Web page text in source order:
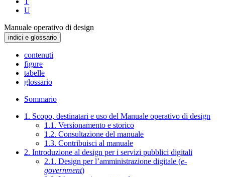
U
Manuale operativo di design
indici e glossario
contenuti
figure
tabelle
glossario
Sommario
1. Scopo, destinatari e uso del Manuale operativo di design
1.1. Versionamento e storico
1.2. Consultazione del manuale
1.3. Contribuisci al manuale
2. Introduzione al design per i servizi pubblici digitali
2.1. Design per l’amministrazione digitale (e-
government)